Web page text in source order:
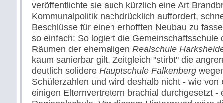
veröffentlichte sie auch kürzlich eine Art
Kommunalpolitik nachdrücklich auffordert,
Beschlüsse für einen erhofften Neubau zu
so einfach: So logiert die Gemeinschaftsschule
Räumen der ehemaligen Realschule
kaum sanierbar gilt. Zeitgleich "stirbt" die
deutlich solidere Hauptschule Falkenberg
Schülerzahlen und wird deshalb nicht - wie von
einigen Elternvertretern brachial durchgesetzt -